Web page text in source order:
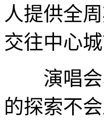
人提供全
交往中心城
演唱会、
的探索不